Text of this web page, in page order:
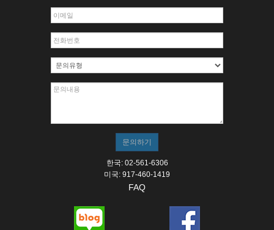
한국: 02-561-6306
미국: 917-460-1419
FAQ